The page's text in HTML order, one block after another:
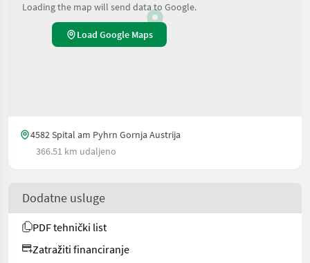
Loading the map will send data to Google.
Load Google Maps
4582 Spital am Pyhrn Gornja Austrija
366.51 km udaljeno
Dodatne usluge
PDF tehnički list
Zatražiti financiranje